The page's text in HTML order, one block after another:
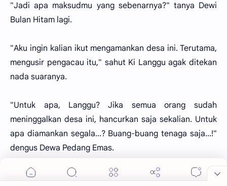
"Jadi apa maksudmu yang sebenarnya?" tanya Dewi
Bulan Hitam lagi.
"Aku ingin kalian ikut mengamankan desa ini. Terutama,
mengusir pengacau itu," sahut Ki Langgu agak ditekan
nada suaranya.
"Untuk apa, Langgu? Jika semua orang sudah
meninggalkan desa ini, hancurkan saja sekalian. Untuk
apa diamankan segala...? Buang-buang tenaga saja...!"
dengus Dewa Pedang Emas.
"Desa ini sangat penting artinya bagiku, Pedang Emas,"